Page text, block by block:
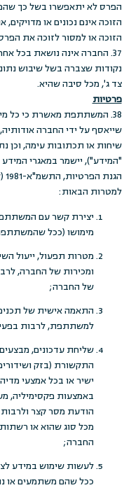
הפרס לא יתאפשרו בשל כך
הזוכה אינם נכונים או
הזוכה או למסור לזוכה את
37. החברה אינה נושאת בכל
נקודות שצברה בשל שיבוש
צד ג', מכל סיבה שהיא.
פרטיות
38. המשתתפת מאשרת כי כל
שייאסף על ידי החברה
שיחות או תכתובות עימה, וכן
"המידע"), יישמר במאגרי
למטרות הבאות:
יצירת קשר עם
מימושו (ככל
מטרות תפעול, ייעול
ומכירות של החברה,
של החברה;
התאמה אישית של
למשתתפת, לרבות
שליחת עדכונים,
ישיר או בכל אמצעי
באמצעות פקסימיליה,
הודעת מסר קצר
מכל סוג שהוא או
החברה;
לעשות שימוש במידע
ככל שהם משתמעים או